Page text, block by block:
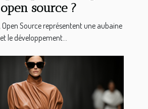
source ?
Open Source représentent une aubaine
le développement...